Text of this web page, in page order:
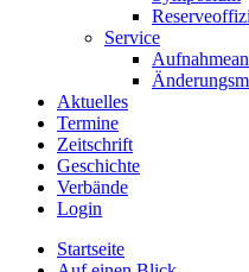
Service
Aktuelles
Termine
Zeitschrift
Geschichte
Verbände
Login
Startseite